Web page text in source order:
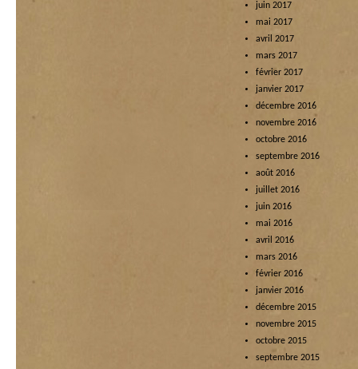
juin 2017
mai 2017
avril 2017
mars 2017
février 2017
janvier 2017
décembre 2016
novembre 2016
octobre 2016
septembre 2016
août 2016
juillet 2016
juin 2016
mai 2016
avril 2016
mars 2016
février 2016
janvier 2016
décembre 2015
novembre 2015
octobre 2015
septembre 2015